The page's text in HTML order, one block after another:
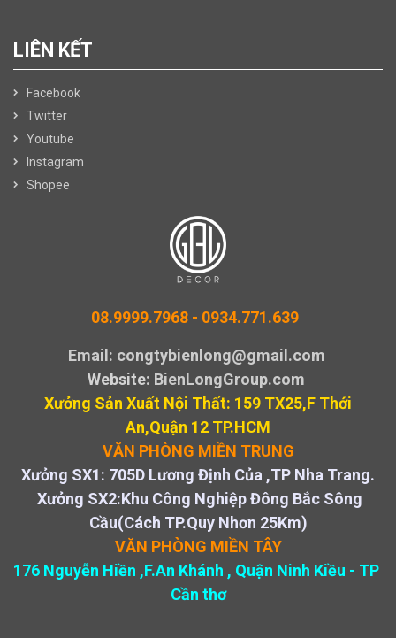
LIÊN KẾT
Facebook
Twitter
Youtube
Instagram
Shopee
08.9999.7968 - 0934.771.639
Email: congtybienlong@gmail.com
Website: BienLongGroup.com
Xưởng Sản Xuất Nội Thất: 159 TX25,F Thới
An,Quận 12 TP.HCM
VĂN PHÒNG MIỀN TRUNG
Xưởng SX1: 705D Lương Định Của ,TP Nha Trang.
Xưởng SX2:Khu Công Nghiệp Đông Bắc Sông
Cầu(Cách TP.Quy Nhơn 25Km)
VĂN PHÒNG MIỀN TÂY
176 Nguyễn Hiền ,F.An Khánh , Quận Ninh Kiều - TP
Cần thơ